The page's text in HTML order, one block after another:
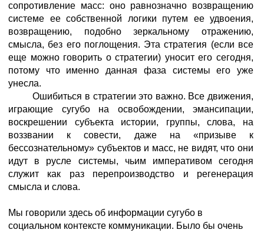
сопротивление масс: оно равнозначно возвращению
системе ее собственной логики путем ее удвоения,
возвращению, подобно зеркальному отражению,
смысла, без его поглощения. Эта стратегия (если все
еще можно говорить о стратегии) уносит его сегодня,
потому что именно данная фаза системы его уже
унесла.
Ошибиться в стратегии это важно. Все движения,
играющие сугубо на освобождении, эмансипации,
воскрешении субъекта истории, группы, слова, на
воззвании к совести, даже на «призыве к
бессознательному» субъектов и масс, не видят, что они
идут в русле системы, чьим императивом сегодня
служит как раз перепроизводство и регенерация
смысла и слова.
Мы говорили здесь об информации сугубо в
социальном контексте коммуникации. Было бы очень